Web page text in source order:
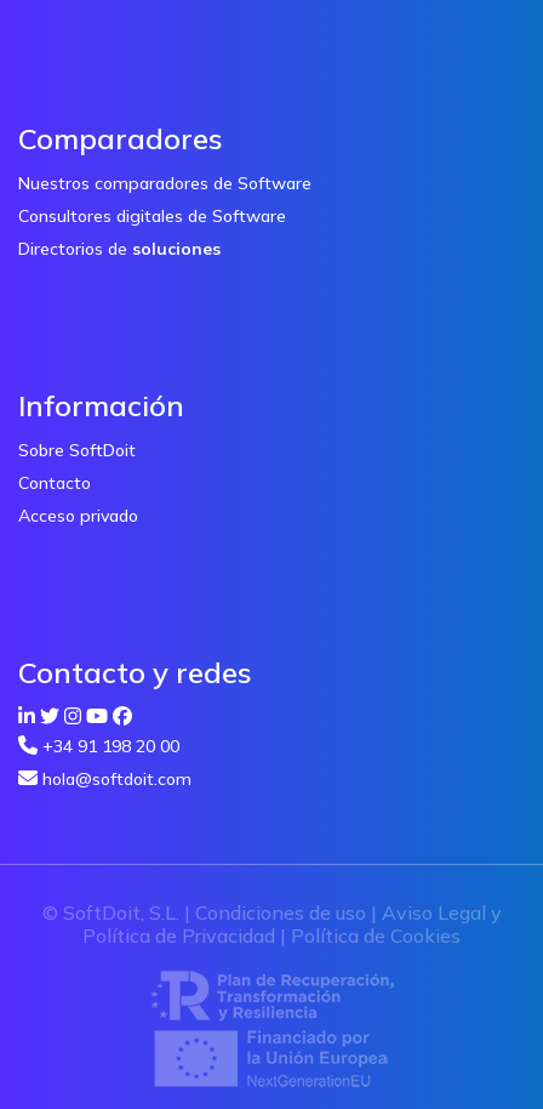
Comparadores
Nuestros comparadores de Software
Consultores digitales de Software
Directorios de soluciones
Información
Sobre SoftDoit
Contacto
Acceso privado
Contacto y redes
+34 91 198 20 00
hola@softdoit.com
© SoftDoit, S.L. | Condiciones de uso | Aviso Legal y
Política de Privacidad | Política de Cookies